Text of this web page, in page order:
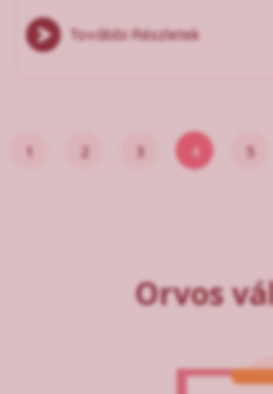
Orvos
További Részletek
1 2 3 4 5